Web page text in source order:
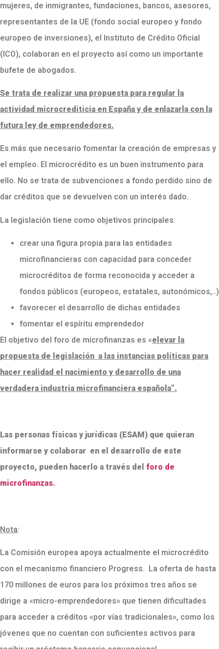
mujeres, de inmigrantes, fundaciones, bancos, asesores,
representantes de la UE (fondo social europeo y fondo
europeo de inversiones), el Instituto de Crédito Oficial
(ICO), colaboran en el proyecto así como un importante
bufete de abogados.
Se trata de realizar una propuesta para regular la
actividad microcrediticia en España y de enlazarla con la
futura ley de emprendedores.
Es más que necesario fomentar la creación de empresas y
el empleo. El microcrédito es un buen instrumento para
ello. No se trata de subvenciones a fondo perdido sino de
dar créditos que se devuelven con un interés dado.
La legislación tiene como objetivos principales:
crear una figura propia para las entidades
microfinancieras con capacidad para conceder
microcréditos de forma reconocida y acceder a
fondos públicos (europeos, estatales, autonómicos,..)
favorecer el desarrollo de dichas entidades
fomentar el espíritu emprendedor
El objetivo del foro de microfinanzas es «elevar la
propuesta de legislación a las instancias políticas para
hacer realidad el nacimiento y desarrollo de una
verdadera industria microfinanciera española”.
Las personas físicas y jurídicas (ESAM) que quieran
informarse y colaborar en el desarrollo de este
proyecto, pueden hacerlo a través del foro de
microfinanzas.
Nota:
La Comisión europea apoya actualmente el microcrédito
con el mecanismo financiero Progress. La oferta de hasta
170 millones de euros para los próximos tres años se
dirige a «micro-emprendedores» que tienen dificultades
para acceder a créditos «por vías tradicionales», como los
jóvenes que no cuentan con suficientes activos para